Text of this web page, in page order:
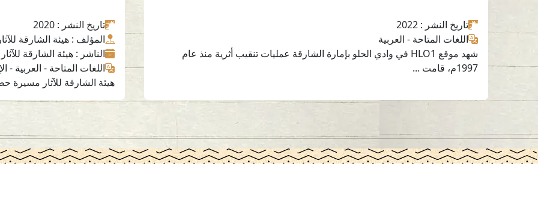
تاريخ النشر : 2022
اللغات المتاحة - العربية
شهد موقع HLO1 في وادي الحلو بإمارة الشارقة عمليات تنقيب أثرية منذ عام
1997م، قامت ...
تاريخ النشر : 2020
المؤلف : هيئة الشارقة
الناشر : هيئة الشارقة للآثار
اللغات المتاحة - العربية -
هيئة الشارقة للآثار مسيرة